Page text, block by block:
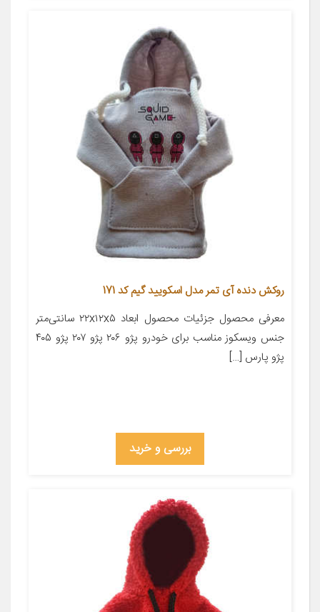
روکش دنده آی تمر مدل اسکویید گیم کد 171
معرفی محصول جزئیات محصول ابعاد ۲۲x۱۲x۵ سانتی‌متر
جنس ویسکوز مناسب برای خودرو پژو ۲۰۶ پژو ۲۰۷ پژو ۴۰۵
پژو پارس […]
بررسی و خرید